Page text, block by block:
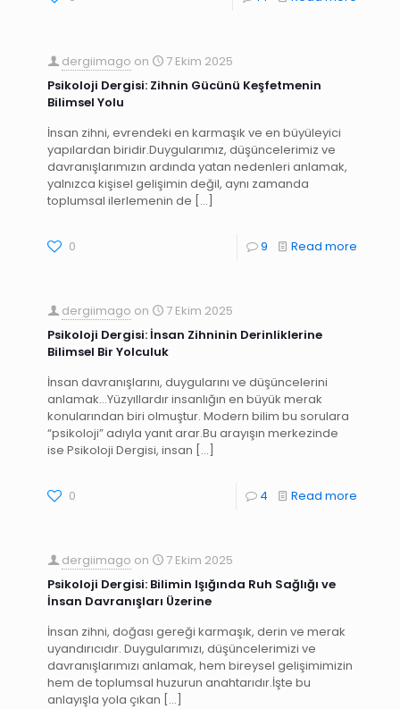
dergiimago on
7 Ekim 2025
Psikoloji Dergisi: Zihnin Gücünü Keşfetmenin
Bilimsel Yolu
İnsan zihni, evrendeki en karmaşık ve en büyüleyici
yapılardan biridir.Duygularımız, düşüncelerimiz ve
davranışlarımızın ardında yatan nedenleri anlamak,
yalnızca kişisel gelişimin değil, aynı zamanda
toplumsal ilerlemenin de […]
0 9 Read more
dergiimago on
7 Ekim 2025
Psikoloji Dergisi: İnsan Zihninin Derinliklerine
Bilimsel Bir Yolculuk
İnsan davranışlarını, duygularını ve düşüncelerini
anlamak…Yüzyıllardır insanlığın en büyük merak
konularından biri olmuştur. Modern bilim bu sorulara
“psikoloji” adıyla yanıt arar.Bu arayışın merkezinde
ise Psikoloji Dergisi, insan […]
0 4 Read more
dergiimago on
7 Ekim 2025
Psikoloji Dergisi: Bilimin Işığında Ruh Sağlığı ve
İnsan Davranışları Üzerine
İnsan zihni, doğası gereği karmaşık, derin ve merak
uyandırıcıdır. Duygularımızı, düşüncelerimizi ve
davranışlarımızı anlamak, hem bireysel gelişimimizin
hem de toplumsal huzurun anahtarıdır.İşte bu
anlayışla yola çıkan […]